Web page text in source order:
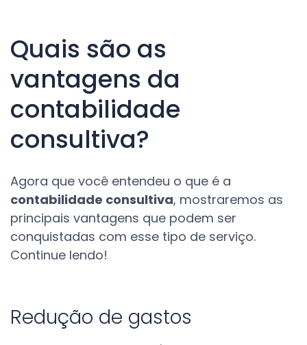
Quais são as
vantagens da
contabilidade
consultiva?
Agora que você entendeu o que é a
contabilidade consultiva, mostraremos as
principais vantagens que podem ser
conquistadas com esse tipo de serviço.
Continue lendo!
Redução de gastos